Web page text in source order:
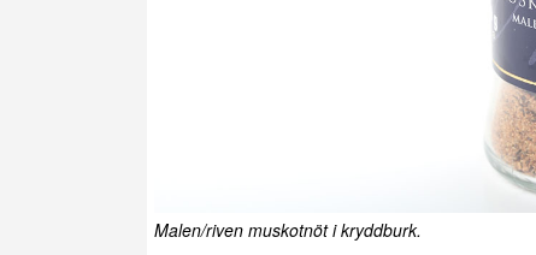
Malen/riven muskotnöt i kryddburk.